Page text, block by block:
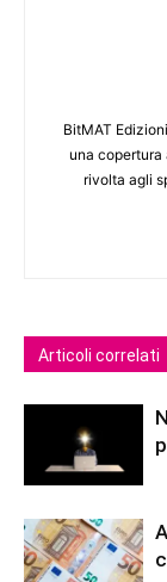
BitMAT
una
rivolta agli
Articoli correlati